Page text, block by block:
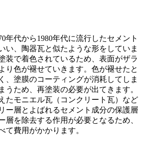
年代から1980年代に流行したセメント
い、陶器瓦と似たような形をしていま
装で着色されているため、表面がザラ
り色が褪せていきます。色が褪せたと
、塗膜のコーティングが消耗してしま
うため、再塗装の必要が出てきます。
たモニエル瓦（コンクリート瓦）など
ー層とよばれるセメント成分の保護層
層を除去する作用が必要となるため、
て費用がかかります。